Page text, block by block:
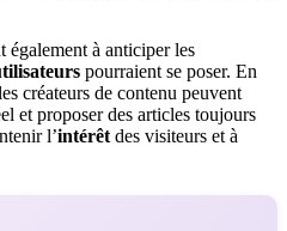
également à anticiper les
pourraient se poser. En
créateurs de contenu peuvent
et proposer des articles toujours
l’intérêtdes visiteurs et à